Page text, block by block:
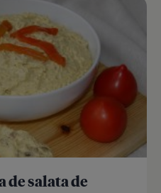
de salata de